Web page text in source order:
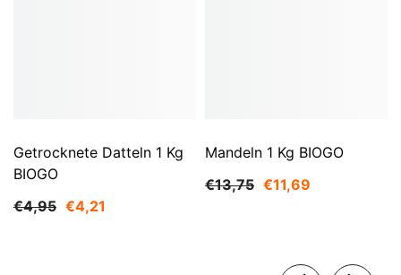
Getrocknete Datteln 1 Kg
BIOGO
€4,95 €4,21
Mandeln 1 Kg BIOGO
€13,75 €11,69